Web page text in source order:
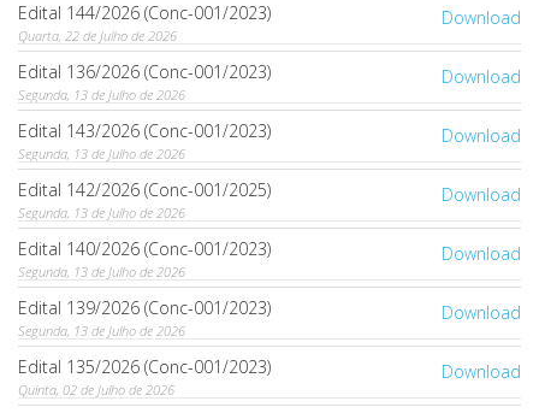
Download
Edital 144/2026 (Conc-001/2023)
Quarta, 22 de Julho de 2026
Download
Edital 136/2026 (Conc-001/2023)
Segunda, 13 de Julho de 2026
Download
Edital 143/2026 (Conc-001/2023)
Segunda, 13 de Julho de 2026
Download
Edital 142/2026 (Conc-001/2025)
Segunda, 13 de Julho de 2026
Download
Edital 140/2026 (Conc-001/2023)
Segunda, 13 de Julho de 2026
Download
Edital 139/2026 (Conc-001/2023)
Segunda, 13 de Julho de 2026
Download
Edital 135/2026 (Conc-001/2023)
Quinta, 02 de Julho de 2026